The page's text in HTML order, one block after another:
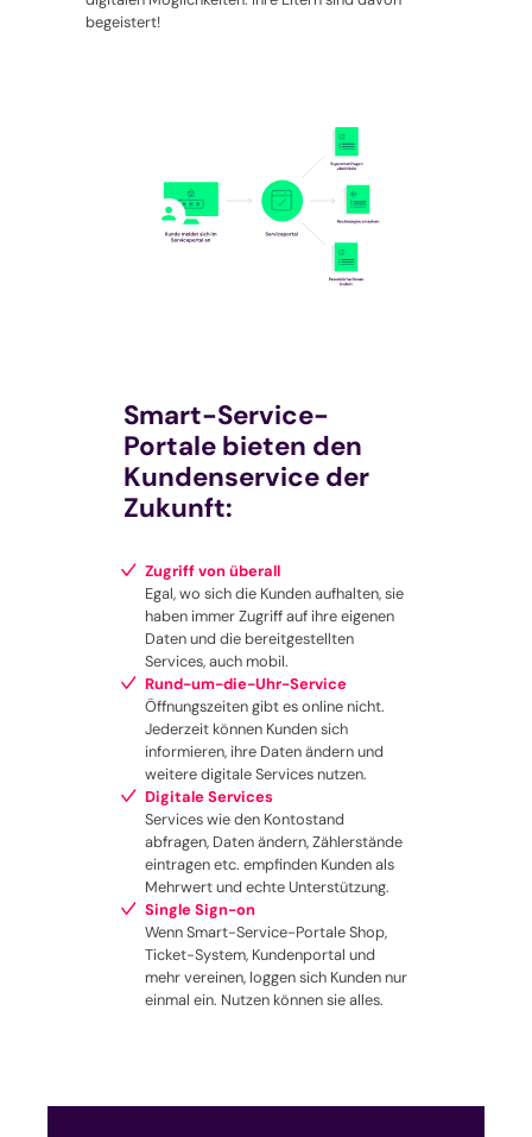
begeistert!
Smart-Service-
Portale bieten den
Kundenservice der
Zukunft:
Zugriff von überall
Egal, wo sich die Kunden aufhalten, sie
haben immer Zugriff auf ihre eigenen
Daten und die bereitgestellten
Services, auch mobil.
Rund-um-die-Uhr-Service
Öffnungszeiten gibt es online nicht.
Jederzeit können Kunden sich
informieren, ihre Daten ändern und
weitere digitale Services nutzen.
Digitale Services
Services wie den Kontostand
abfragen, Daten ändern, Zählerstände
eintragen etc. empfinden Kunden als
Mehrwert und echte Unterstützung.
Single Sign-on
Wenn Smart-Service-Portale Shop,
Ticket-System, Kundenportal und
mehr vereinen, loggen sich Kunden nur
einmal ein. Nutzen können sie alles.